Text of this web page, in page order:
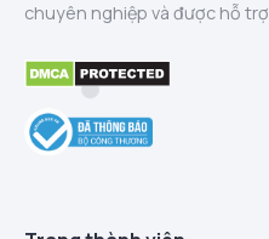
chuyên nghiệp và được hỗ